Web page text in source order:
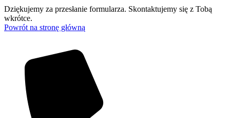
Dziękujemy za przesłanie formularza. Skontaktujemy się z Tobą
wkrótce.
Powrót na stronę główną